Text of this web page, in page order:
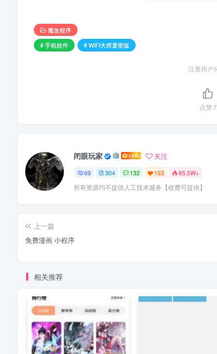
魔改程序
# 手机软件
# WIFI大师显密版
注册用户
点赞7
闭眼玩家 关注
69 304 132 153 65.5W+
所有资源均不提供人工技术服务【收费可提供】
上一篇
免费漫画 小程序
相关推荐